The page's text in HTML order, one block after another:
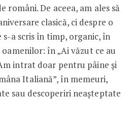
români. De aceea, am ales să
clasică, ci despre o
s-a scris în timp, organic, în
în „Ai văzut ce au
intrat doar pentru pâine și
Italiană”, în memeuri,
sau descoperiri neașteptate